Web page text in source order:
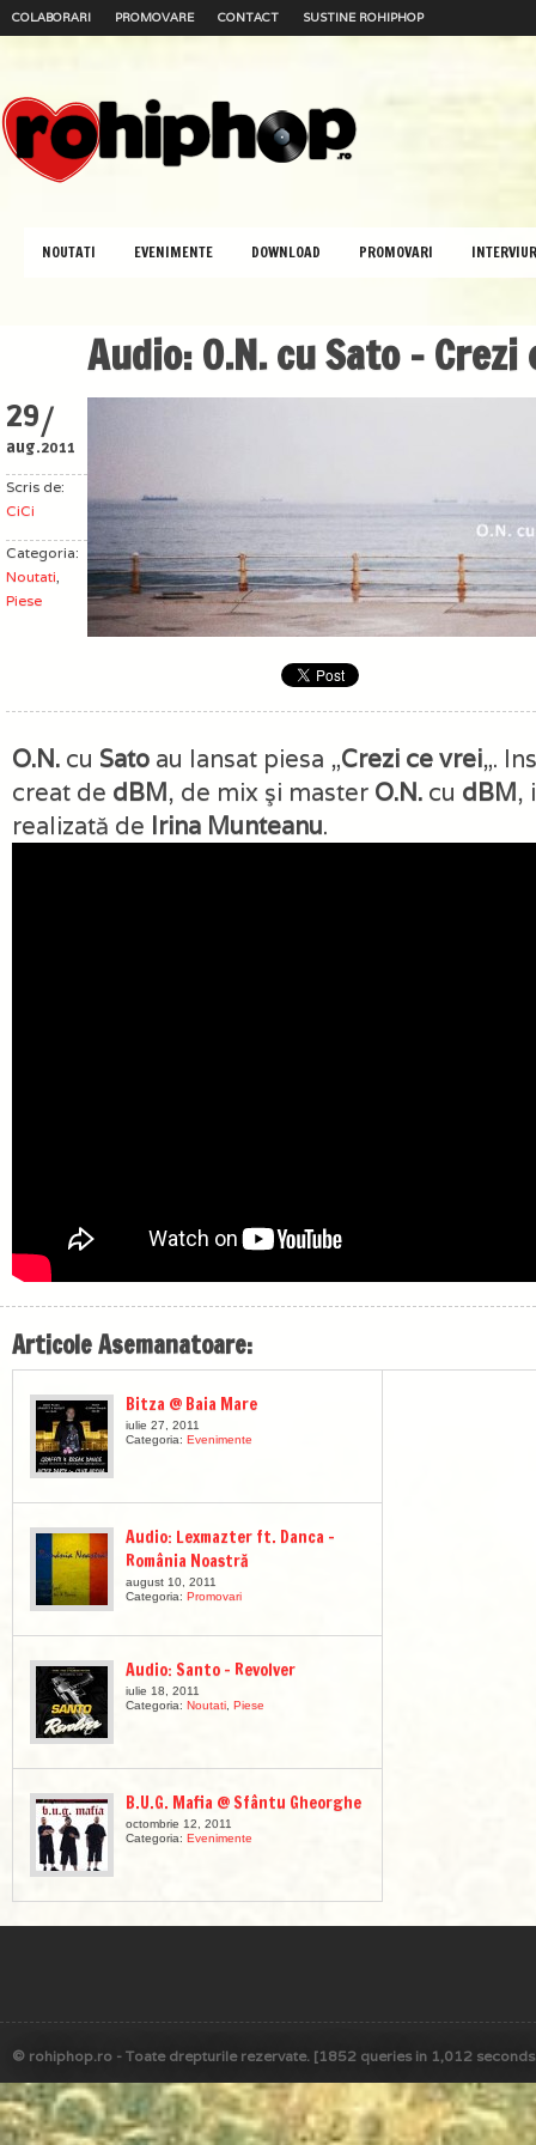
COLABORARI PROMOVARE CONTACT SUSTINE ROHIPHOP
NOUTATI EVENIMENTE DOWNLOAD PROMOVARI
Audio: O.N. cu Sato –
29/
aug.2011
Scris de:
CiCi
Categoria:
Noutati,
Piese
O.N. cu Sato au lansat piesa „Crezi ce vrei„.
creat de dBM, de mix şi master O.N. cu dBM,
realizată de Irina Munteanu.
Articole Asemanatoare:
Bitza @ Baia Mare
iulie 27, 2011
Categoria: Evenimente
Audio: Lexmazter ft. Danca –
România Noastră
august 10, 2011
Categoria: Promovari
Audio: Santo – Revolver
iulie 18, 2011
Categoria: Noutati Piese
B.U.G. Mafia @ Sfântu Gheorghe
octombrie 12, 2011
Categoria: Evenimente
© rohiphop.ro - Toate drepturile rezervate. [1852 queries in 1,012